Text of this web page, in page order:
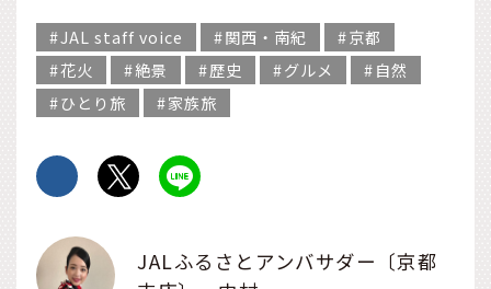
JAL staff voice 関西・南紀
京都
花火
絶景 歴史 グルメ
自然
ひとり旅
家族旅
JALふるさとアンバサダー〔京都